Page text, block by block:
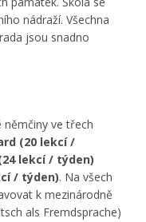
nádraží. Všechna
jsou snadno
němčiny ve třech
(20 lekcí /
lekcí / týden)
/ týden). Na všech
k mezinárodně
als Fremdsprache)